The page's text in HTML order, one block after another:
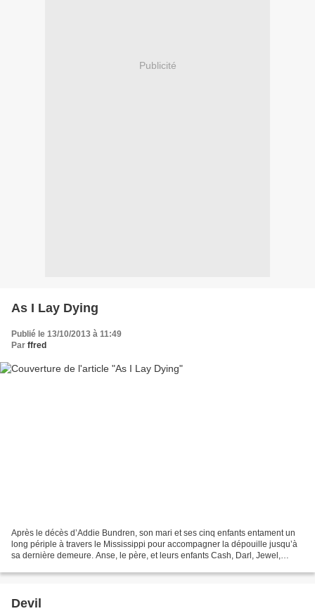
Publicité
As I Lay Dying
Publié le 13/10/2013 à 11:49
Par ffred
Après le décès d’Addie Bundren, son mari et ses cinq enfants entament un
long périple à travers le Mississippi pour accompagner la dépouille jusqu’à
sa dernière demeure. Anse, le père, et leurs enfants Cash, Darl, Jewel,
Devil